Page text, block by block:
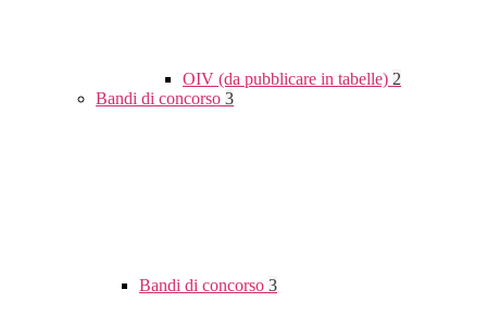
OIV (da pubblicare in tabelle) 2
Bandi di concorso 3
Bandi di concorso 3